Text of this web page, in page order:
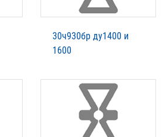
30ч930бр ду1400 и
1600